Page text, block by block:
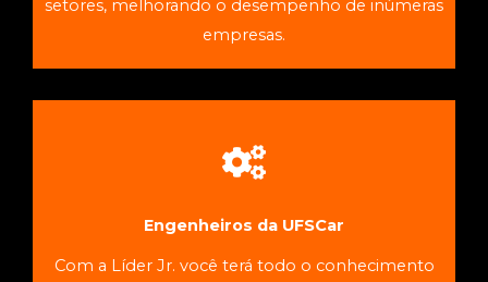
setores, melhorando o desempenho de inúmeras
empresas.
Engenheiros da UFSCar
Com a Líder Jr. você terá todo o conhecimento
Conheça a Líder Jr.
Consultoria Empresarial especializada em
AGENDE UMA CONVERSA